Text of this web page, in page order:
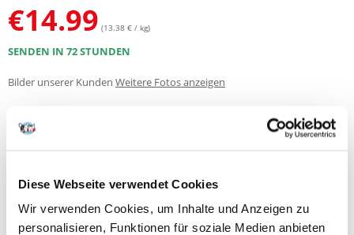
Diese Webseite verwendet Cookies
Wir verwenden Cookies, um Inhalte und Anzeigen zu
personalisieren, Funktionen für soziale Medien anbieten
€14.99 (13.38 € / kg)
SENDEN IN 72 STUNDEN
Bilder unserer Kunden Weitere Fotos anzeigen
Produktbeschreibung
Ideal als getreidefreie Ergänzung zum Trockenfutter geeignet
Versorgt auch trinkfaule Katzen genussvoll mit Flüssigkeit
Im vorportionierten Frischebeutel für ein volles Geschmackserlebnis